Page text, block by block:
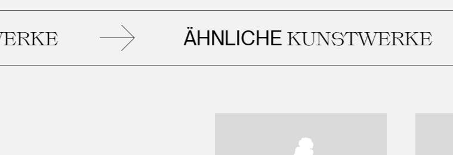
ÄHNLICHEKUNSTWERKE